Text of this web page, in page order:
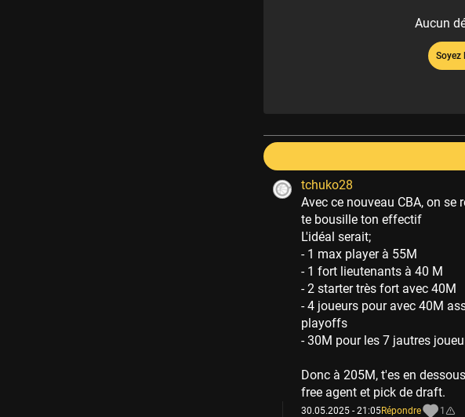
Aucun
Soyez
tchuko28
Avec ce nouveau CBA, on
te bousille ton effectif
L'idéal serait;
- 1 max player à 55M
- 1 fort lieutenants à 40 M
- 2 starter très fort avec 40M
- 4 joueurs pour avec 40M
playoffs
- 30M pour les 7 jautres
Donc à 205M, t'es en
free agent et pick de draft.
30.05.2025 - 21:05Répondre 1